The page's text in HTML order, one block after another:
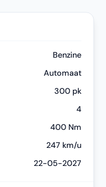
Benzine
Automaat
300 pk
4
400 Nm
247 km/u
22-05-2027